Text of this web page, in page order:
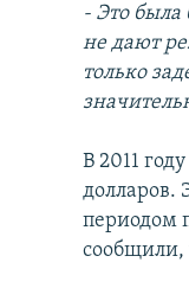
- Это
не дают
только
В 2011
долларов.
периодом
сообщили,